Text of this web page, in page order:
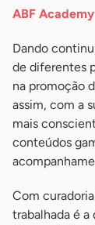
ABF Academy
Dando
de diferentes
na promoção
assim, com a
mais
conteúdos
Com
trabalhada é